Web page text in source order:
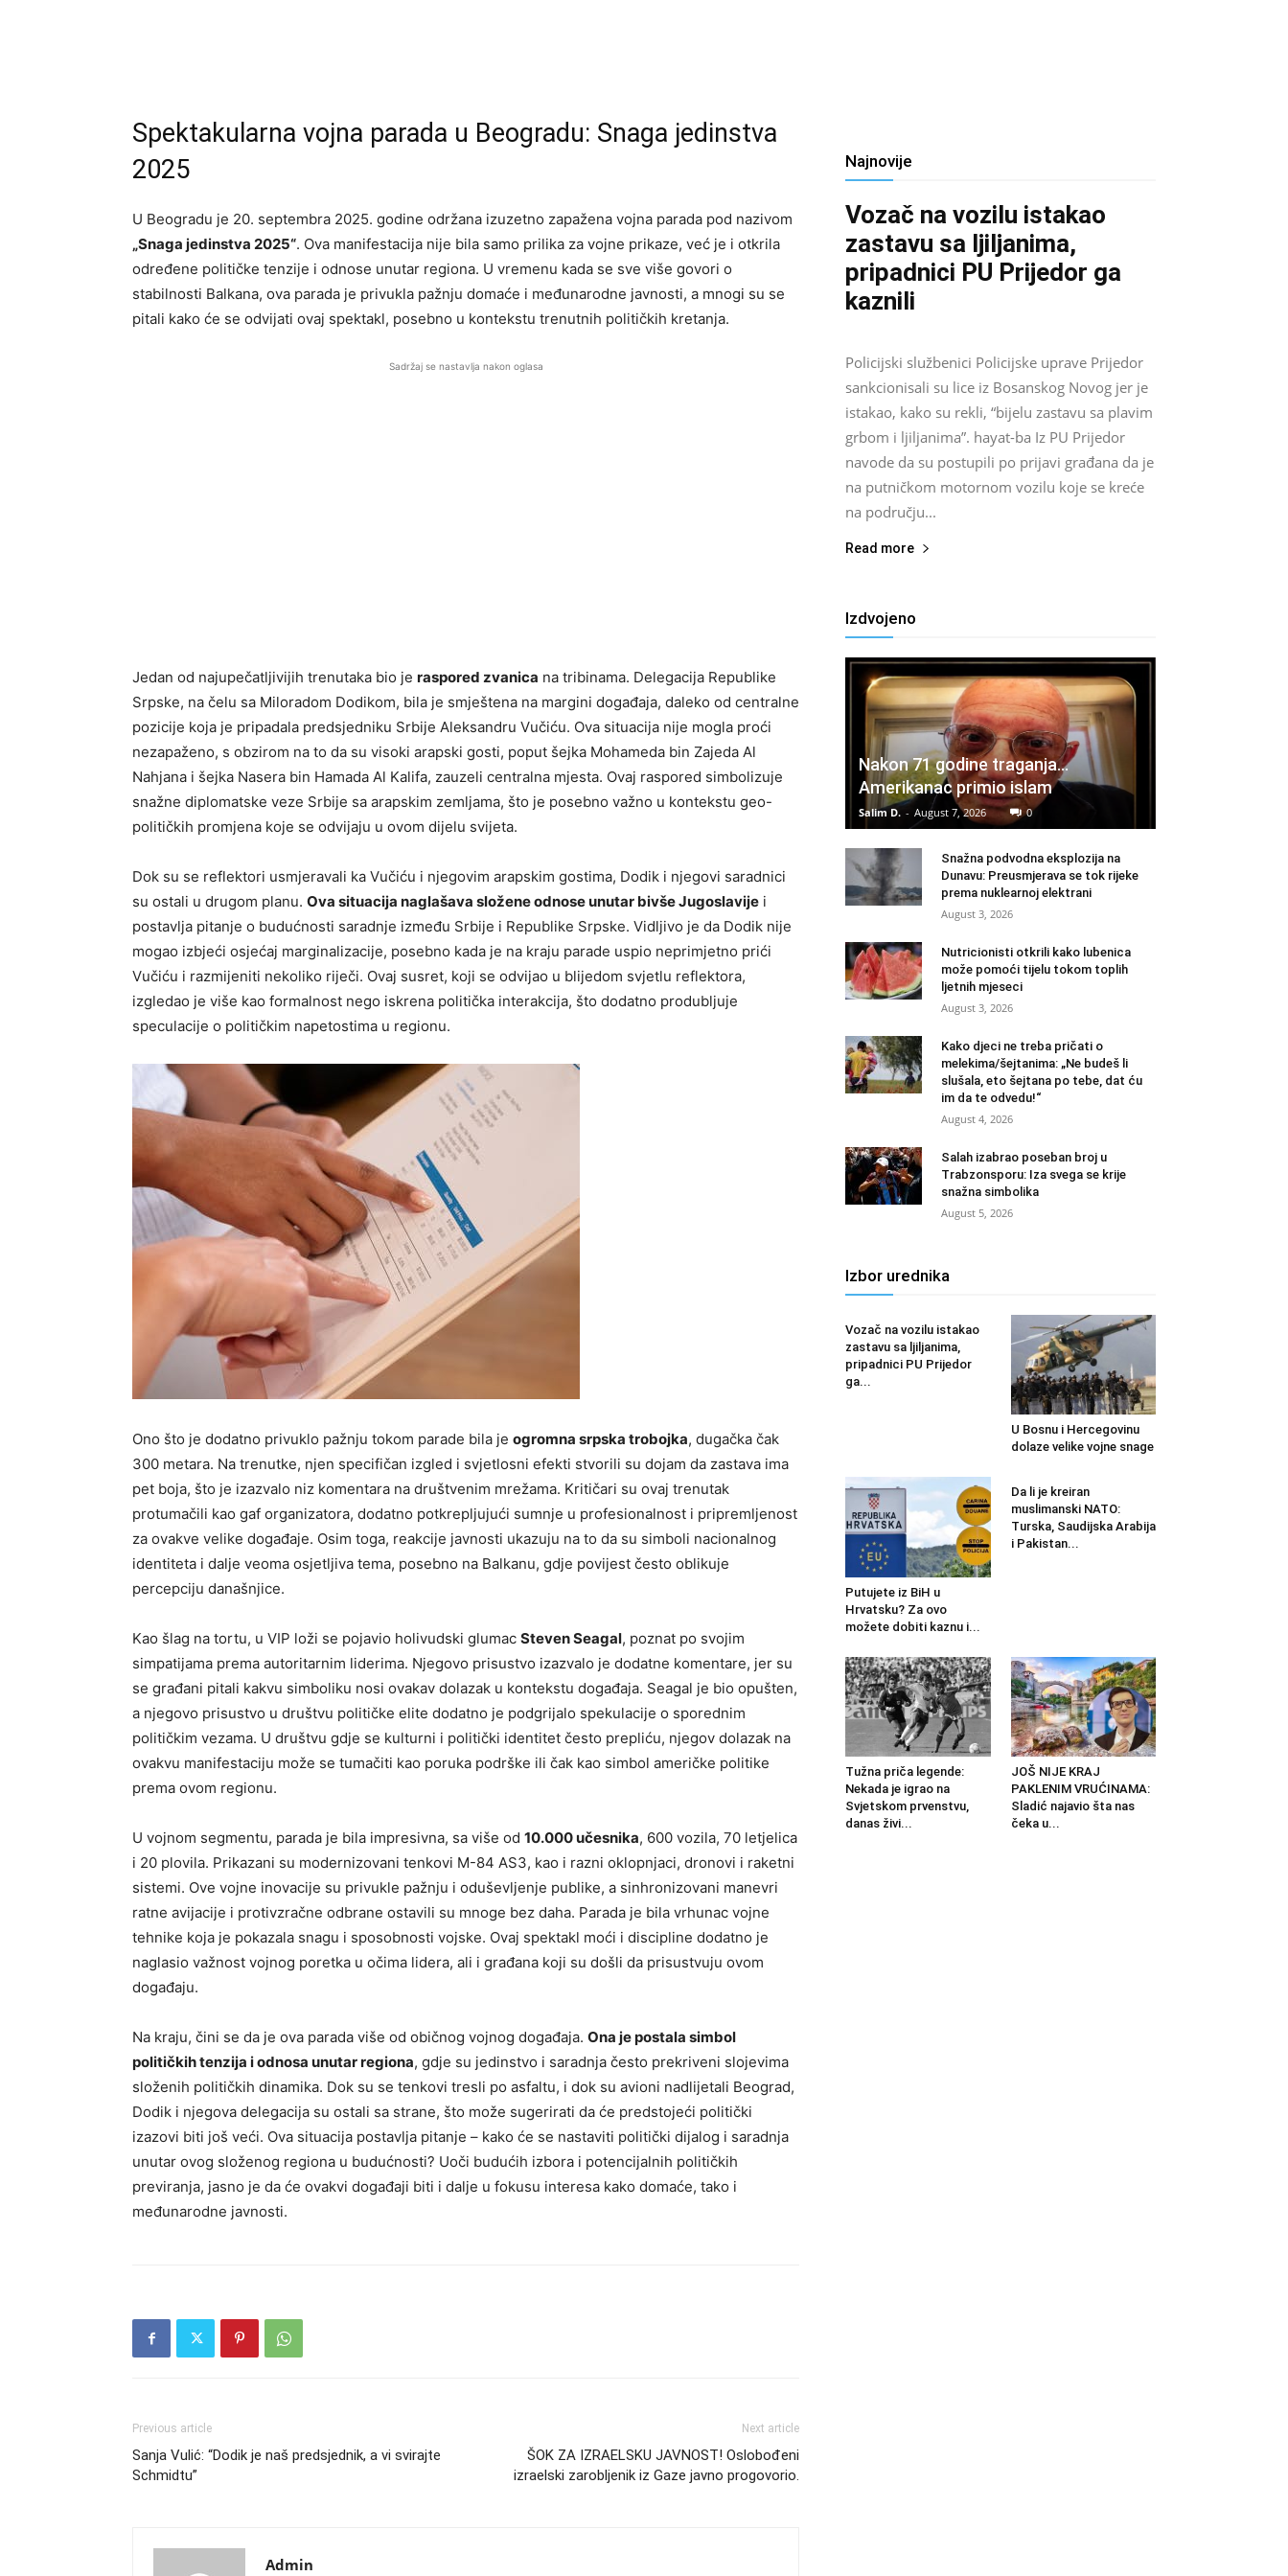
Spektakularna vojna parada u Beogradu: Snaga jedinstva
2025
U Beogradu je 20. septembra 2025. godine održana izuzetno zapažena vojna parada pod nazivom
„Snaga jedinstva 2025“. Ova manifestacija nije bila samo prilika za vojne prikaze, već je i otkrila
određene političke tenzije i odnose unutar regiona. U vremenu kada se sve više govori o
stabilnosti Balkana, ova parada je privukla pažnju domaće i međunarodne javnosti, a mnogi su se
pitali kako će se odvijati ovaj spektakl, posebno u kontekstu trenutnih političkih kretanja.
Sadržaj se nastavlja nakon oglasa
Jedan od najupečatljivijih trenutaka bio je raspored zvanica na tribinama. Delegacija Republike
Srpske, na čelu sa Miloradom Dodikom, bila je smještena na margini događaja, daleko od centralne
pozicije koja je pripadala predsjedniku Srbije Aleksandru Vučiću. Ova situacija nije mogla proći
nezapaženo, s obzirom na to da su visoki arapski gosti, poput šejka Mohameda bin Zajeda Al
Nahjana i šejka Nasera bin Hamada Al Kalifa, zauzeli centralna mjesta. Ovaj raspored simbolizuje
snažne diplomatske veze Srbije sa arapskim zemljama, što je posebno važno u kontekstu geo-
političkih promjena koje se odvijaju u ovom dijelu svijeta.
Dok su se reflektori usmjeravali ka Vučiću i njegovim arapskim gostima, Dodik i njegovi saradnici
su ostali u drugom planu. Ova situacija naglašava složene odnose unutar bivše Jugoslavije i
postavlja pitanje o budućnosti saradnje između Srbije i Republike Srpske. Vidljivo je da Dodik nije
mogao izbjeći osjećaj marginalizacije, posebno kada je na kraju parade uspio neprimjetno prići
Vučiću i razmijeniti nekoliko riječi. Ovaj susret, koji se odvijao u blijedom svjetlu reflektora,
izgledao je više kao formalnost nego iskrena politička interakcija, što dodatno produbljuje
speculacije o političkim napetostima u regionu.
Ono što je dodatno privuklo pažnju tokom parade bila je ogromna srpska trobojka, dugačka čak
300 metara. Na trenutke, njen specifičan izgled i svjetlosni efekti stvorili su dojam da zastava ima
pet boja, što je izazvalo niz komentara na društvenim mrežama. Kritičari su ovaj trenutak
protumačili kao gaf organizatora, dodatno potkrepljujući sumnje u profesionalnost i pripremljenost
za ovakve velike događaje. Osim toga, reakcije javnosti ukazuju na to da su simboli nacionalnog
identiteta i dalje veoma osjetljiva tema, posebno na Balkanu, gdje povijest često oblikuje
percepciju današnjice.
Kao šlag na tortu, u VIP loži se pojavio holivudski glumac Steven Seagal, poznat po svojim
simpatijama prema autoritarnim liderima. Njegovo prisustvo izazvalo je dodatne komentare, jer su
se građani pitali kakvu simboliku nosi ovakav dolazak u kontekstu događaja. Seagal je bio opušten,
a njegovo prisustvo u društvu političke elite dodatno je podgrijalo spekulacije o sporednim
političkim vezama. U društvu gdje se kulturni i politički identitet često prepliću, njegov dolazak na
ovakvu manifestaciju može se tumačiti kao poruka podrške ili čak kao simbol američke politike
prema ovom regionu.
U vojnom segmentu, parada je bila impresivna, sa više od 10.000 učesnika, 600 vozila, 70 letjelica
i 20 plovila. Prikazani su modernizovani tenkovi M-84 AS3, kao i razni oklopnjaci, dronovi i raketni
sistemi. Ove vojne inovacije su privukle pažnju i oduševljenje publike, a sinhronizovani manevri
ratne avijacije i protivzračne odbrane ostavili su mnoge bez daha. Parada je bila vrhunac vojne
tehnike koja je pokazala snagu i sposobnosti vojske. Ovaj spektakl moći i discipline dodatno je
naglasio važnost vojnog poretka u očima lidera, ali i građana koji su došli da prisustvuju ovom
događaju.
Na kraju, čini se da je ova parada više od običnog vojnog događaja. Ona je postala simbol
političkih tenzija i odnosa unutar regiona, gdje su jedinstvo i saradnja često prekriveni slojevima
složenih političkih dinamika. Dok su se tenkovi tresli po asfaltu, i dok su avioni nadlijetali Beograd,
Dodik i njegova delegacija su ostali sa strane, što može sugerirati da će predstojeći politički
izazovi biti još veći. Ova situacija postavlja pitanje – kako će se nastaviti politički dijalog i saradnja
unutar ovog složenog regiona u budućnosti? Uoči budućih izbora i potencijalnih političkih
previranja, jasno je da će ovakvi događaji biti i dalje u fokusu interesa kako domaće, tako i
međunarodne javnosti.
Previous article
Sanja Vulić: “Dodik je naš predsjednik, a vi svirajte
Schmidtu”
Next article
ŠOK ZA IZRAELSKU JAVNOST! Oslobođeni
izraelski zarobljenik iz Gaze javno progovorio.
Admin
Najnovije
Vozač na vozilu istakao
zastavu sa ljiljanima,
pripadnici PU Prijedor ga
kaznili
Salim D. -
Policijski službenici Policijske uprave Prijedor
sankcionisali su lice iz Bosanskog Novog jer je
istakao, kako su rekli, “bijelu zastavu sa plavim
grbom i ljiljanima”. hayat-ba Iz PU Prijedor
navode da su postupili po prijavi građana da je
na putničkom motornom vozilu koje se kreće
na području...
Read more
Izdvojeno
Nakon 71 godine traganja…
Amerikanac primio islam
Salim D. - August 7, 2026 0
Snažna podvodna eksplozija na
Dunavu: Preusmjerava se tok rijeke
prema nuklearnoj elektrani
August 3, 2026
Nutricionisti otkrili kako lubenica
može pomoći tijelu tokom toplih
ljetnih mjeseci
August 3, 2026
Kako djeci ne treba pričati o
melekima/šejtanima: „Ne budeš li
slušala, eto šejtana po tebe, dat ću
im da te odvedu!“
August 4, 2026
Salah izabrao poseban broj u
Trabzonsporu: Iza svega se krije
snažna simbolika
August 5, 2026
Izbor urednika
Vozač na vozilu istakao
zastavu sa ljiljanima,
pripadnici PU Prijedor
ga...
U Bosnu i Hercegovinu
dolaze velike vojne snage
Putujete iz BiH u
Hrvatsku? Za ovo
možete dobiti kaznu i...
Da li je kreiran
muslimanski NATO:
Turska, Saudijska Arabija
i Pakistan...
Tužna priča legende:
Nekada je igrao na
Svjetskom prvenstvu,
danas živi...
JOŠ NIJE KRAJ
PAKLENIM VRUĆINAMA:
Sladić najavio šta nas
čeka u...